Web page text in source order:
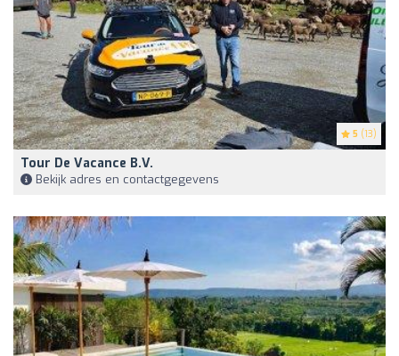
5 (13)
Tour De Vacance B.V.
Bekijk adres en contactgegevens